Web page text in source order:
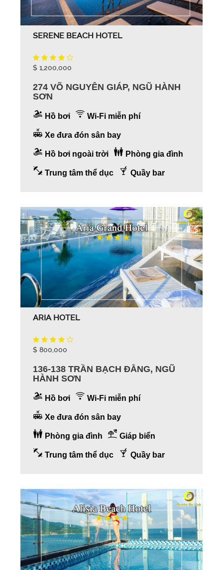
SERENE BEACH HOTEL
$ 1,200,000
274 VÕ NGUYÊN GIÁP, NGŨ HÀNH
SƠN
Hồ bơi Wi-Fi miễn phí
Xe đưa đón sân bay
Hồ bơi ngoài trời Phòng gia đình
Trung tâm thể dục Quầy bar
ARIA HOTEL
$ 800,000
136-138 TRẦN BẠCH ĐẰNG, NGŨ
HÀNH SƠN
Hồ bơi Wi-Fi miễn phí
Xe đưa đón sân bay
Phòng gia đình Giáp biển
Trung tâm thể dục Quầy bar